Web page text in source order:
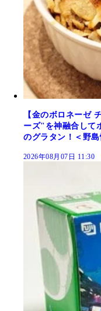
【金のボロネーゼ
ーズ"を神融合して
のグラタン！＜野
2026年08月07日 11:30